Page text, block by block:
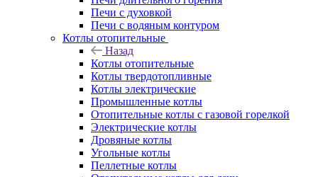
Печи с духовкой
Печи с водяным контуром
Котлы отопительные
Назад
Котлы отопительные
Котлы твердотопливные
Котлы электрические
Промышленные котлы
Отопительные котлы с газовой горелкой
Электрические котлы
Дровяные котлы
Угольные котлы
Пеллетные котлы